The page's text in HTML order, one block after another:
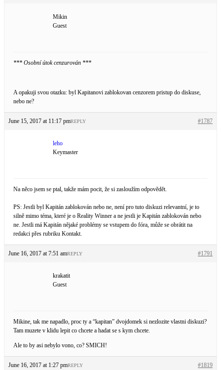
Mikin
Guest
*** Osobní útok cenzurován ***
A opakuji svou otazku: byl Kapitanovi zablokovan cenzorem pristup do diskuse,
nebo ne?
June 15, 2017 at 11:17 pm #1787
REPLY
leho
Keymaster
Na něco jsem se ptal, takže mám pocit, že si zasloužím odpovědět.
PS: Jestli byl Kapitán zablokován nebo ne, není pro tuto diskuzi relevantní, je to
silně mimo téma, které je o Reality Winner a ne jestli je Kapitán zablokován nebo
ne. Jestli má Kapitán nějaké problémy se vstupem do fóra, může se obrátit na
redakci přes rubriku Kontakt.
June 16, 2017 at 7:51 am #1791
REPLY
krakatit
Guest
Mikine, tak me napadlo, proc ty a “kapitan” dvojdomek si nezlozite vlastni diskuzi?
Tam muzete v klidu lepit co chcete a hadat se s kym chcete.
Ale to by asi nebylo vono, co? SMICH!
June 16, 2017 at 1:27 pm #1819
REPLY